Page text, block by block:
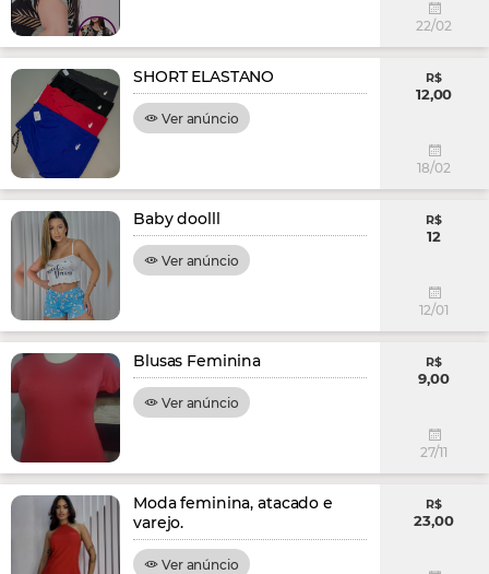
22/02
SHORT ELASTANO
Ver anúncio
R$
12,00
18/02
Baby doolll
Ver anúncio
R$
12
12/01
Blusas Feminina
Ver anúncio
R$
9,00
27/11
Moda feminina, atacado e
varejo.
Ver anúncio
R$
23,00